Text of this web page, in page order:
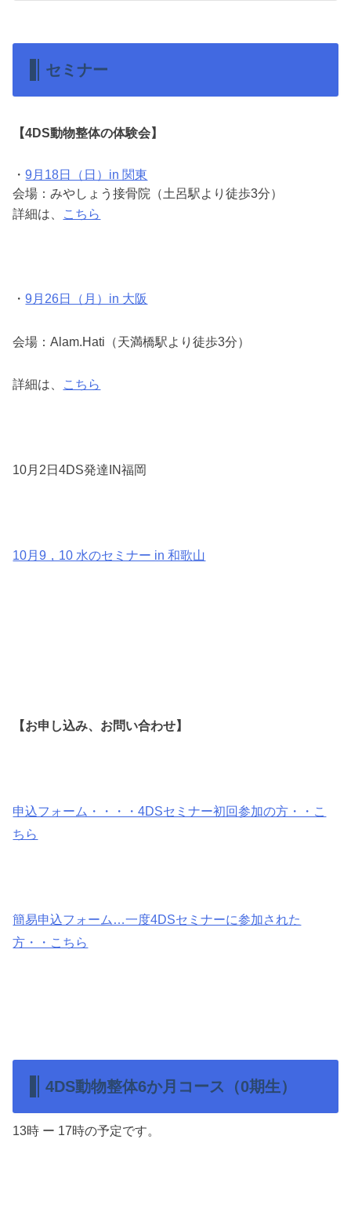
セミナー
【4DS動物整体の体験会】
・9月18日（日）in 関東
会場：みやしょう接骨院（土呂駅より徒歩3分）
詳細は、 こちら
・9月26日（月）in 大阪
会場：Alam.Hati（天満橋駅より徒歩3分）
詳細は、 こちら
10月2日4DS発達IN福岡
10月9，10 水のセミナー in 和歌山
【お申し込み、お問い合わせ】
申込フォーム・・・・4DSセミナー初回参加の方・・こ
ちら
簡易申込フォーム…一度4DSセミナーに参加された
方・・こちら
4DS動物整体6か月コース（0期生）
13時 ー 17時の予定です。